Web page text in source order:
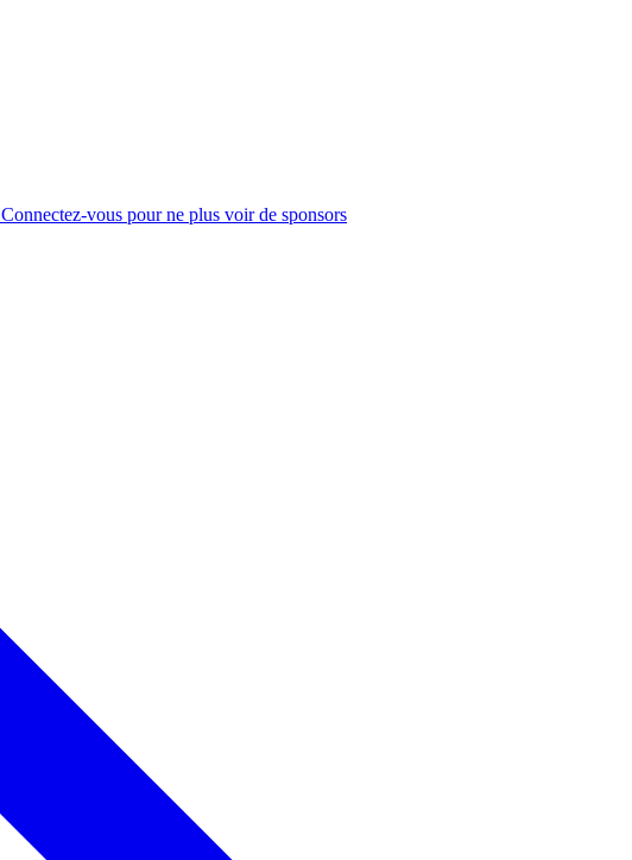
Connectez-vous pour ne plus voir de sponsors